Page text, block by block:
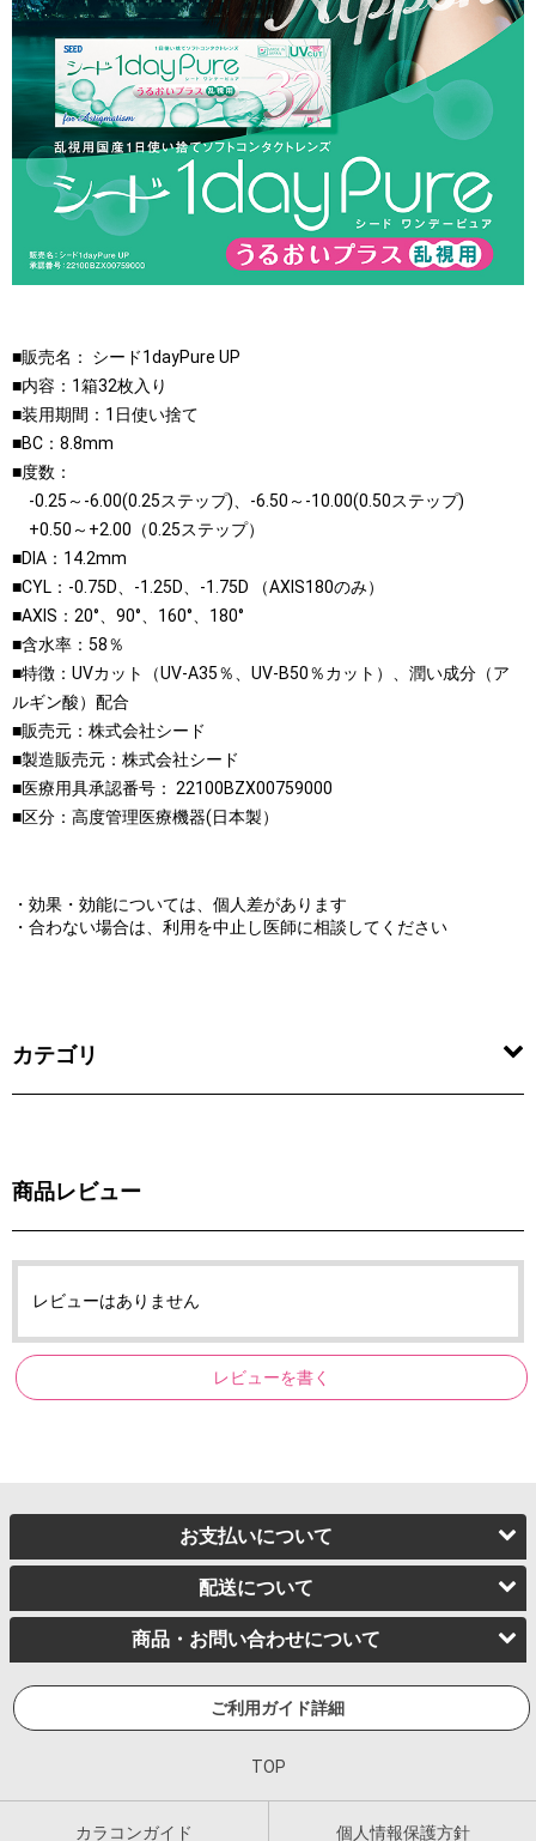
■販売名： シード1dayPure UP
■内容：1箱32枚入り
■装用期間：1日使い捨て
■BC：8.8mm
■度数：
-0.25～-6.00(0.25ステップ)、-6.50～-10.00(0.50ステップ)
+0.50～+2.00（0.25ステップ）
■DIA：14.2mm
■CYL：-0.75D、-1.25D、-1.75D （AXIS180のみ）
■AXIS：20°、90°、160°、180°
■含水率：58％
■特徴：UVカット（UV-A35％、UV-B50％カット）、潤い成分（ア
ルギン酸）配合
■販売元：株式会社シード
■製造販売元：株式会社シード
■医療用具承認番号： 22100BZX00759000
■区分：高度管理医療機器(日本製）
・効果・効能については、個人差があります
・合わない場合は、利用を中止し医師に相談してください
カテゴリ
商品レビュー
レビューはありません
レビューを書く
お支払いについて
配送について
商品・お問い合わせについて
ご利用ガイド詳細
TOP
カラコンガイド 個人情報保護方針